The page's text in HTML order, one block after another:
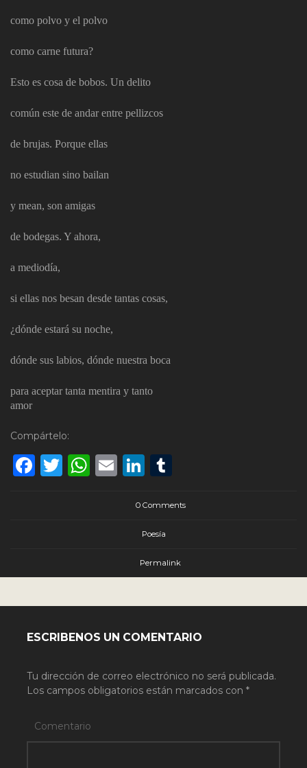
como polvo y el polvo
como carne futura?
Esto es cosa de bobos. Un delito
común este de andar entre pellizcos
de brujas. Porque ellas
no estudian sino bailan
y mean, son amigas
de bodegas. Y ahora,
a mediodía,
si ellas nos besan desde tantas cosas,
¿dónde estará su noche,
dónde sus labios, dónde nuestra boca
para aceptar tanta mentira y tanto
amor
Compártelo:
Facebook
Twitter
WhatsApp
EmailLinkedIn
0 Comments
Poesía
Permalink
ESCRIBENOS UN COMENTARIO
Tu dirección de correo electrónico no será publicada.
Los campos obligatorios están marcados con *
Comentario